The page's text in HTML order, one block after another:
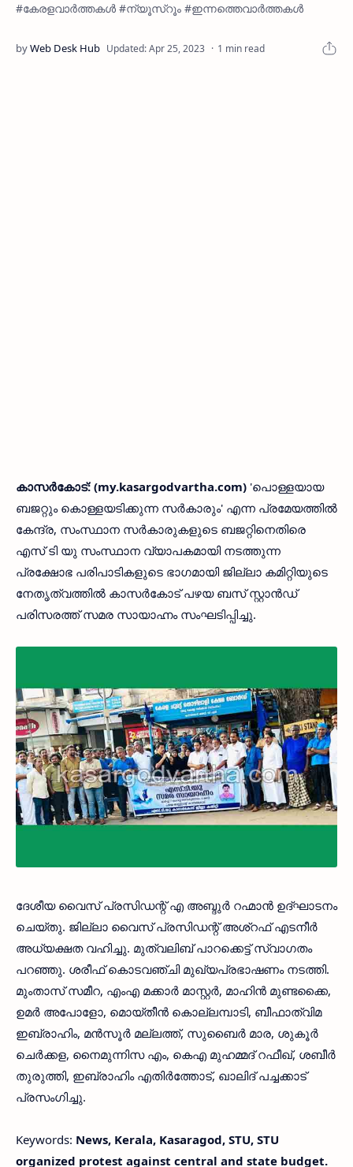
#കേരളവാർത്തകൾ #ന്യൂസ്റൂം #ഇന്നത്തെവാർത്തകൾ
1 min read
കാസര്‍കോട്: (my.kasargodvartha.com) 'പൊള്ളയായ
ബജറ്റും കൊള്ളയടിക്കുന്ന സര്‍കാരും' എന്ന പ്രമേയത്തില്‍
കേന്ദ്ര, സംസ്ഥാന സര്‍കാരുകളുടെ ബജറ്റിനെതിരെ
എസ് ടി യു സംസ്ഥാന വ്യാപകമായി നടത്തുന്ന
പ്രക്ഷോഭ പരിപാടികളുടെ ഭാഗമായി ജില്ലാ കമിറ്റിയുടെ
നേതൃത്വത്തില്‍ കാസര്‍കോട് പഴയ ബസ് സ്റ്റാന്‍ഡ്
പരിസരത്ത് സമര സായാഹ്നം സംഘടിപ്പിച്ചു.
ദേശീയ വൈസ് പ്രസിഡന്റ് എ അബ്ദുര്‍ റഹ്മാന്‍ ഉദ്ഘാടനം
ചെയ്തു. ജില്ലാ വൈസ് പ്രസിഡന്റ് അശ്‌റഫ് എടനീര്‍
അധ്യക്ഷത വഹിച്ചു. മുത്വലിബ് പാറക്കെട്ട് സ്വാഗതം
പറഞ്ഞു. ശരീഫ് കൊടവഞ്ചി മുഖ്യപ്രഭാഷണം നടത്തി.
മുംതാസ് സമീറ, എംഎ മക്കാര്‍ മാസ്റ്റര്‍, മാഹിന്‍ മുണ്ടക്കൈ,
ഉമര്‍ അപോളോ, മൊയ്തീന്‍ കൊല്ലമ്പാടി, ബീഫാത്വിമ
ഇബ്രാഹിം, മന്‍സൂര്‍ മല്ലത്ത്, സുബൈര്‍ മാര, ശുകൂര്‍
ചെര്‍ക്കള, നൈമുന്നിസ എം, കെഎ മുഹമ്മദ് റഫീഖ്, ശബീര്‍
തുരുത്തി, ഇബ്രാഹിം എതിര്‍ത്തോട്, ഖാലിദ് പച്ചക്കാട്
പ്രസംഗിച്ചു.
Keywords: News, Kerala, Kasaragod, STU, STU
organized protest against central and state budget.